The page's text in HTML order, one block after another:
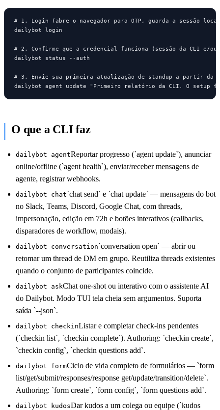
# 1. Login (abre o navegador para OTP, guarda a sessão
dailybot login
# 2. Confirme que a credencial funciona (sessão da CLI e/
dailybot status --auth
# 3. Envie sua primeira atualização de standup a partir da
dailybot agent update "Primeiro relatório da CLI. O setup
O que a CLI faz
dailybot agentReportar progresso (`agent update`), anunciar
online/offline (`agent health`), enviar/receber mensagens de
agente, registrar webhooks.
dailybot chat`chat send` e `chat update` — mensagens do bot
no Slack, Teams, Discord, Google Chat, com threads,
impersonação, edição em 72h e botões interativos (callbacks,
disparadores de workflow, modais).
dailybot conversation`conversation open` — abrir ou
retomar um thread de DM em grupo. Reutiliza threads existentes
quando o conjunto de participantes coincide.
dailybot askChat one-shot ou interativo com o assistente AI
do Dailybot. Modo TUI tela cheia sem argumentos. Suporta
saída `--json`.
dailybot checkinListar e completar check-ins pendentes
(`checkin list`, `checkin complete`). Authoring: `checkin create`,
`checkin config`, `checkin questions add`.
dailybot formCiclo de vida completo de formulários — `form
list/get/submit/responses/response get/update/transition/delete`.
Authoring: `form create`, `form config`, `form questions add`.
dailybot kudosDar kudos a um colega ou equipe (`kudos